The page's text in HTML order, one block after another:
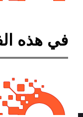
في هذه